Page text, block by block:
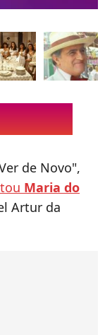
de Novo",
Maria do
Artur da